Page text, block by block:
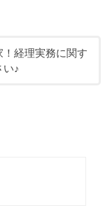
経理実務に関す
い♪